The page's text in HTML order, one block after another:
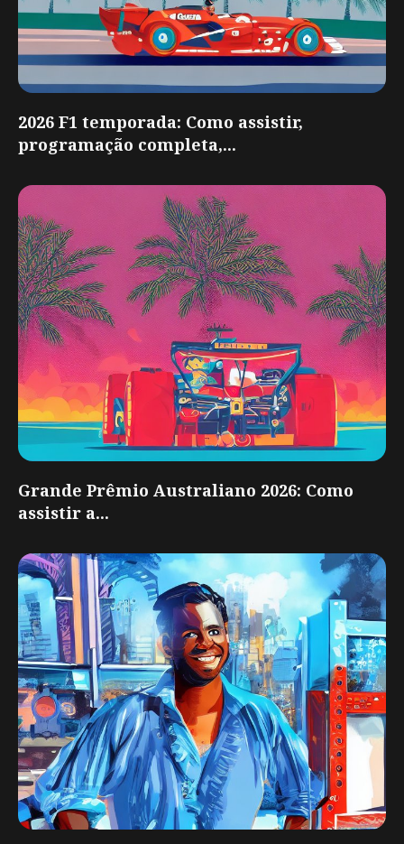
2026 F1 temporada: Como assistir,
programação completa,...
Grande Prêmio Australiano 2026: Como
assistir a...